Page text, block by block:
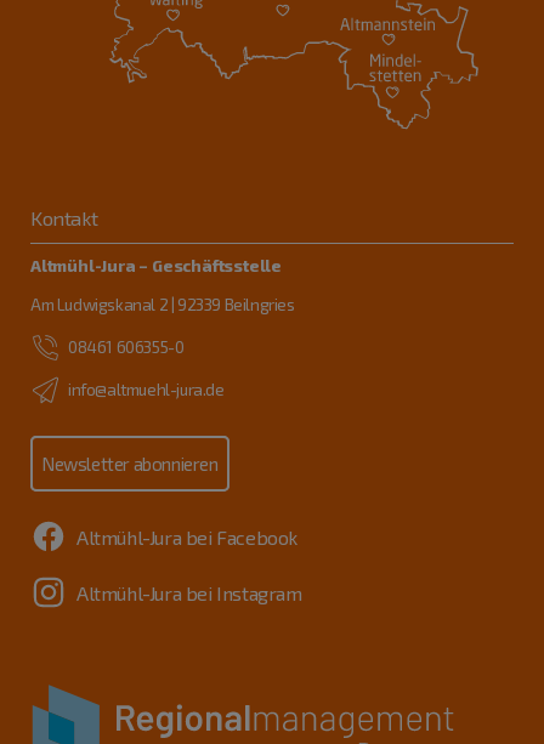
Kontakt
Altmühl-Jura – Geschäftsstelle
Am Ludwigskanal 2 | 92339 Beilngries
08461 606355-0
info@altmuehl-jura.de
Newsletter abonnieren
Altmühl-Jura bei Facebook
Altmühl-Jura bei Instagram